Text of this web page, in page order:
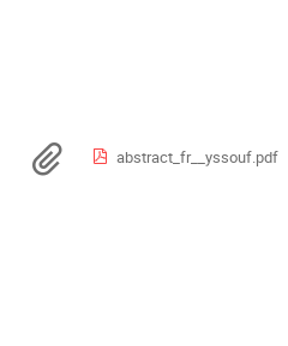
Documents
abstract_fr__yssouf.pdf